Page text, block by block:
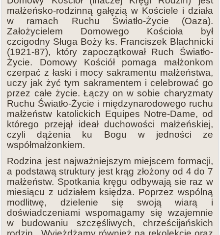
małżeńsko-rodzinną gałęzią w Kościele i działa
w ramach Ruchu Światło-Życie (Oaza).
Założycielem Domowego Kościoła był
czcigodny Sługa Boży ks. Franciszek Blachnicki
(1921-87), który zapoczątkował Ruch Światło-
Życie. Domowy Kościół pomaga małżonkom
czerpać z łaski i mocy sakramentu małżeństwa,
uczy jak żyć tym sakramentem i celebrować go
przez całe życie. Łączy on w sobie charyzmaty
Ruchu Światło-Życie i międzynarodowego ruchu
małżeństw katolickich Equipes Notre-Dame, od
którego przejął ideał duchowości małżeńskiej,
czyli dążenia ku Bogu w jedności ze
współmałżonkiem.
Rodzina jest najważniejszym miejscem formacji,
a podstawą struktury jest krąg złożony od 4 do 7
małżeństw. Spotkania kręgu odbywają sie raz w
miesiącu z udziałem księdza. Poprzez wspólną
modlitwę, dzielenie się swoją wiarą i
doświadczeniami wspomagamy się wzajemnie
w budowaniu szczęśliwych, chrześcijańskich